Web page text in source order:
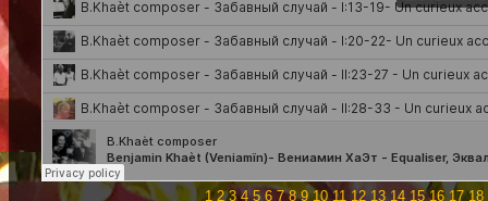
1 2 3 4 5 6 7 8 9 10 11 12 13 14 15 16 17 18